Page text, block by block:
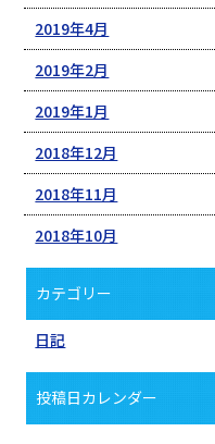
2019年4月
2019年2月
2019年1月
2018年12月
2018年11月
2018年10月
カテゴリー
日記
投稿日カレンダー